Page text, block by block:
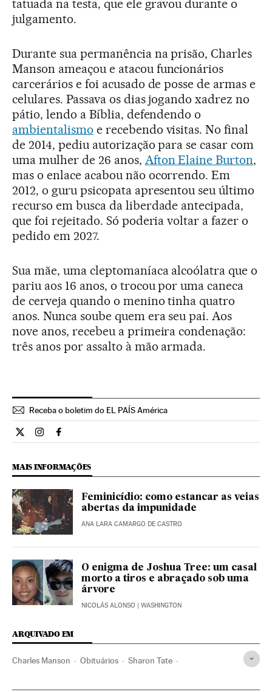
tatuada na testa, que ele gravou durante o
julgamento.
Durante sua permanência na prisão, Charles
Manson ameaçou e atacou funcionários
carcerários e foi acusado de posse de armas e
celulares. Passava os dias jogando xadrez no
pátio, lendo a Bíblia, defendendo o
ambientalismo e recebendo visitas. No final
de 2014, pediu autorização para se casar com
uma mulher de 26 anos, Afton Elaine Burton,
mas o enlace acabou não ocorrendo. Em
2012, o guru psicopata apresentou seu último
recurso em busca da liberdade antecipada,
que foi rejeitado. Só poderia voltar a fazer o
pedido em 2027.
Sua mãe, uma cleptomaníaca alcoólatra que o
pariu aos 16 anos, o trocou por uma caneca
de cerveja quando o menino tinha quatro
anos. Nunca soube quem era seu pai. Aos
nove anos, recebeu a primeira condenação:
três anos por assalto à mão armada.
Receba o boletim do EL PAÍS América
Internacional El País Brasil en Twitter
Internacional El País Brasil en Instagram
Internacional El País Brasil en Facebook
MAIS INFORMAÇÕES
Feminicídio: como estancar as veias
abertas da impunidade
ANA LARA CAMARGO DE CASTRO
O enigma de Joshua Tree: um casal
morto a tiros e abraçado sob uma
árvore
NICOLÁS ALONSO | WASHINGTON
ARQUIVADO EM
Charles Manson Obituários Sharon Tate